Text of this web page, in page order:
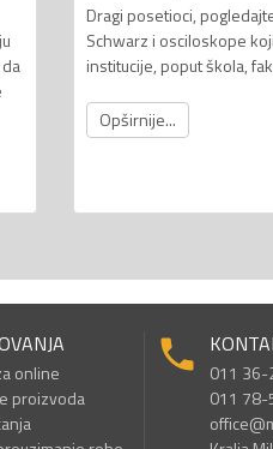
Dragi posetioci,
Schwarz i osciloskope
institucije, poput škola,
Opširnije...
online
proizvoda
011
011 78-